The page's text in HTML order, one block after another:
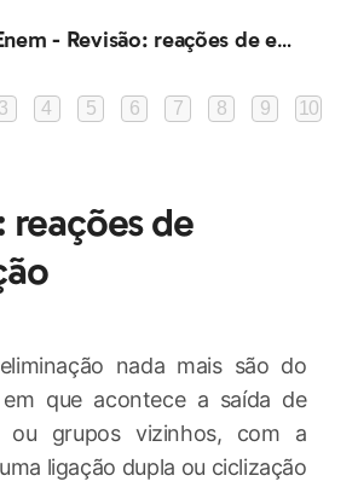
Extensivo Enem - Revisão: reações de eliminação
3 4 5 6 7 8 9 10
reações de
nada mais são do
que acontece a saída de
ou grupos vizinhos, com a
ligação dupla ou ciclização